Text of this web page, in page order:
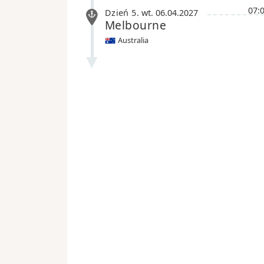
Dzień 5. wt. 06.04.2027
Melbourne
Australia